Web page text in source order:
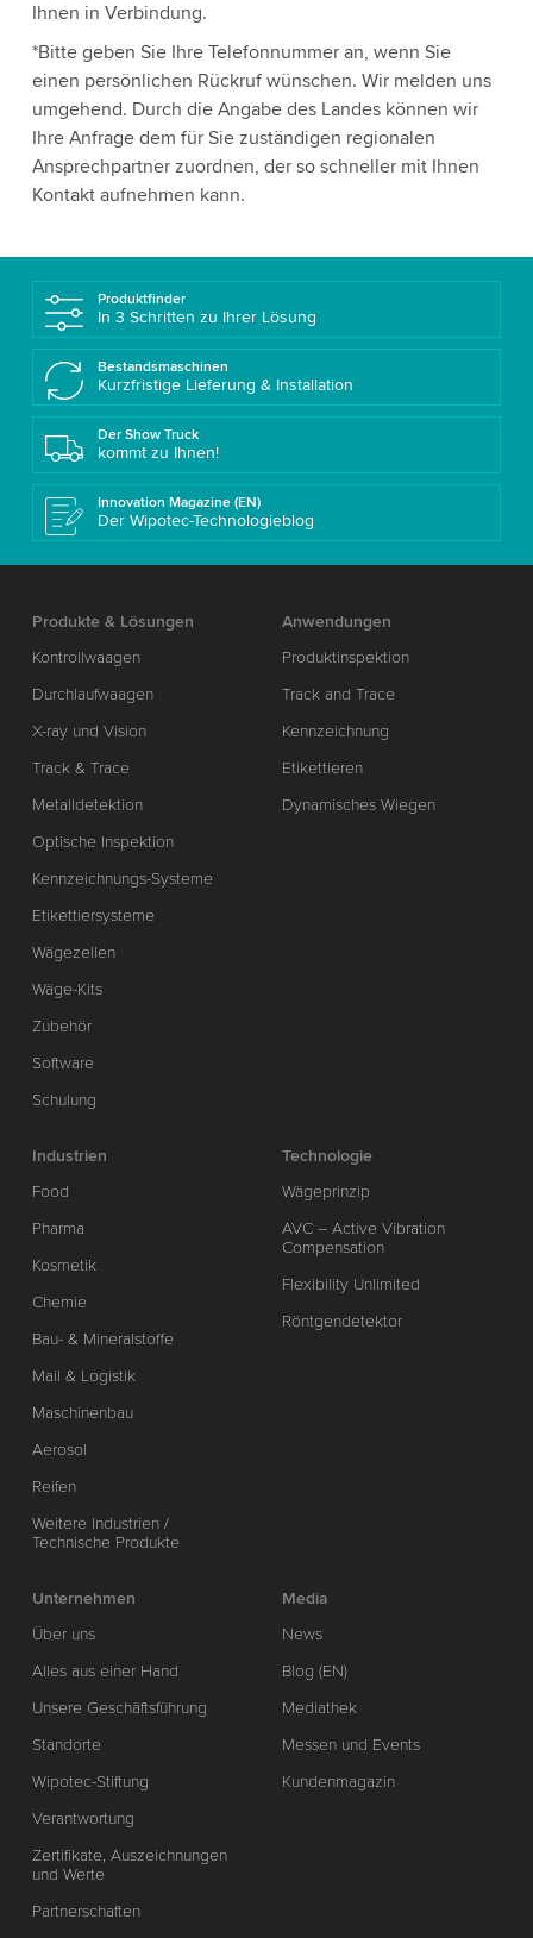
Ihnen in Verbindung.
*Bitte geben Sie Ihre Telefonnummer an, wenn Sie
einen persönlichen Rückruf wünschen. Wir melden uns
umgehend. Durch die Angabe des Landes können wir
Ihre Anfrage dem für Sie zuständigen regionalen
Ansprechpartner zuordnen, der so schneller mit Ihnen
Kontakt aufnehmen kann.
Produktfinder
In 3 Schritten zu Ihrer Lösung
Bestandsmaschinen
Kurzfristige Lieferung & Installation
Der Show Truck
kommt zu Ihnen!
Innovation Magazine (EN)
Der Wipotec-Technologieblog
Produkte & Lösungen
Kontrollwaagen
Durchlaufwaagen
X-ray und Vision
Track & Trace
Metalldetektion
Optische Inspektion
Kennzeichnungs-Systeme
Etikettiersysteme
Wägezellen
Wäge-Kits
Zubehör
Software
Schulung
Anwendungen
Produktinspektion
Track and Trace
Kennzeichnung
Etikettieren
Dynamisches Wiegen
Industrien
Food
Pharma
Kosmetik
Chemie
Bau- & Mineralstoffe
Mail & Logistik
Maschinenbau
Aerosol
Reifen
Weitere Industrien /
Technische Produkte
Technologie
Wägeprinzip
AVC – Active Vibration
Compensation
Flexibility Unlimited
Röntgendetektor
Unternehmen
Über uns
Alles aus einer Hand
Unsere Geschäftsführung
Standorte
Wipotec-Stiftung
Verantwortung
Zertifikate, Auszeichnungen
und Werte
Partnerschaften
Media
News
Blog (EN)
Mediathek
Messen und Events
Kundenmagazin